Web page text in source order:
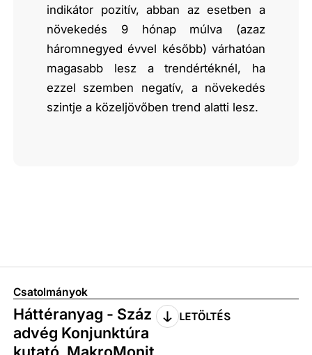
indikátor pozitív, abban az esetben a
növekedés 9 hónap múlva (azaz
háromnegyed évvel később) várhatóan
magasabb lesz a trendértéknél, ha
ezzel szemben negatív, a növekedés
szintje a közeljövőben trend alatti lesz.
Csatolmányok
Háttéranyag - Száz
advég Konjunktúra
kutató_MakroMonit
LETÖLTÉS